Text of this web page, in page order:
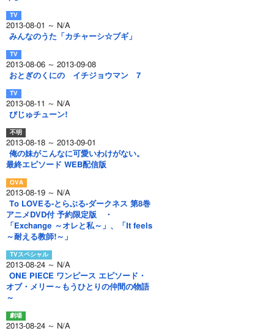
2013-08-01 ～ N/A
みんなのうた「カチャーシ☆ブギ」
2013-08-06 ～ 2013-09-08
おとぎのくにの イチジョウマン 7
2013-08-11 ～ N/A
びじゅチューン!
2013-08-18 ～ 2013-09-01
俺の妹がこんなに可愛いわけがない。
最終エピソード WEB配信版
2013-08-19 ～ N/A
To LOVEる-とらぶる-ダークネス 第8巻
アニメDVD付 予約限定版 ・
「Exchange ～オレと私～」、「It feels
～耐える教師!～」
2013-08-24 ～ N/A
ONE PIECE ワンピース エピソード・
オブ・メリー～もうひとりの仲間の物語
～
2013-08-24 ～ N/A